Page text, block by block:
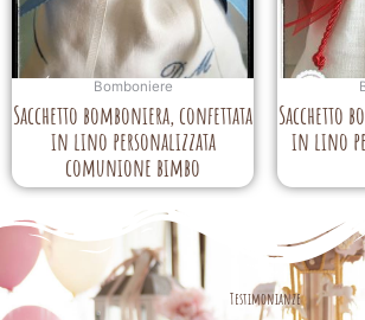
Bomboniere
Sacchetto bomboniera, confettata
in lino personalizzata
comunione bimbo
Sacchetto
in lino
Testimonianze